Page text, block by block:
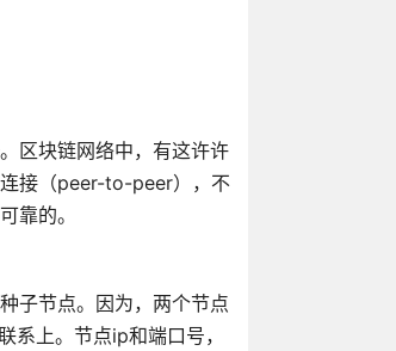
区块链网络中，有这许许
接（peer-to-peer），不
靠的。
子节点。因为，两个节点
上。节点ip和端口号，